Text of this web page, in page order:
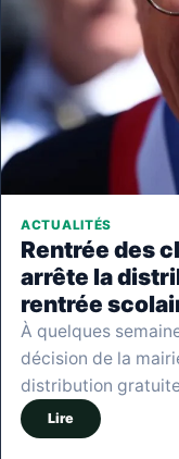
ACTUALITÉS
Rentrée des
arrête la
rentrée
À quelques
décision de la
distribution
Lire